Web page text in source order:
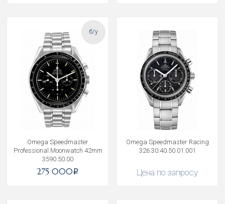
б/у
Omega Speedmaster
Professional Moonwatch 42mm
3590.50.00
275 000i
Omega Speedmaster Racing
326.30.40.50.01.001
Цена по запросу